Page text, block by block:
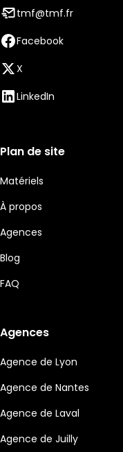
tmf@tmf.fr
Facebook
X
LinkedIn
Plan de site
Matériels
À propos
Agences
Blog
FAQ
Agences
Agence de Lyon
Agence de Nantes
Agence de Laval
Agence de Juilly